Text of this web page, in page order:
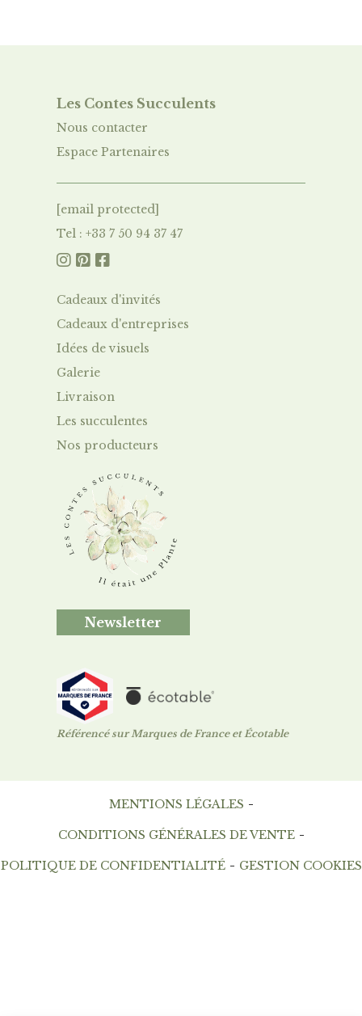
Les Contes Succulents
Nous contacter
Espace Partenaires
[email protected]
Tel : +33 7 50 94 37 47
  
Cadeaux d'invités
Cadeaux d'entreprises
Idées de visuels
Galerie
Livraison
Les succulentes
Nos producteurs
Newsletter
Référencé sur Marques de France et Écotable
MENTIONS LÉGALES
CONDITIONS GÉNÉRALES DE VENTE
POLITIQUE DE CONFIDENTIALITÉ GESTION COOKIES